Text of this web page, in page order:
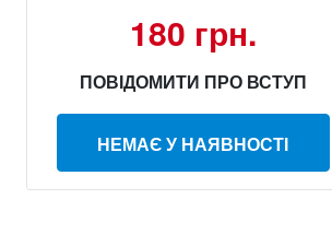
180 грн.
ПОВІДОМИТИ ПРО ВСТУП
НЕМАЄ У НАЯВНОСТІ